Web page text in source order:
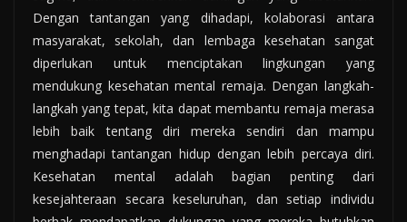
Dengan tantangan yang dihadapi, kolaborasi antara
masyarakat, sekolah, dan lembaga kesehatan sangat
diperlukan untuk menciptakan lingkungan yang
mendukung kesehatan mental remaja. Dengan langkah-
langkah yang tepat, kita dapat membantu remaja merasa
lebih baik tentang diri mereka sendiri dan mampu
menghadapi tantangan hidup dengan lebih percaya diri.
Kesehatan mental adalah bagian penting dari
kesejahteraan secara keseluruhan, dan setiap individu